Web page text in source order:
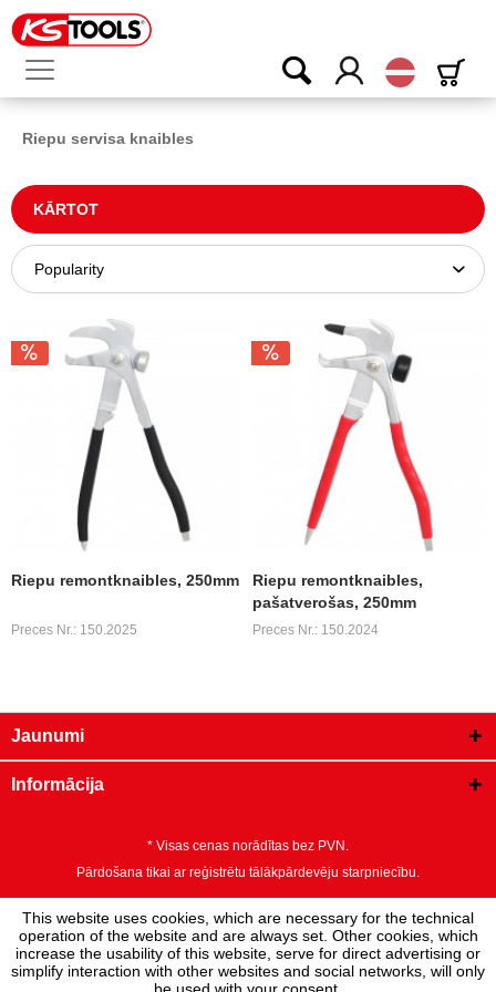
Latvijas
Riepu servisa knaibles
KĀRTOT
Riepu remontknaibles, 250mm
Preces Nr.: 150.2025
Riepu remontknaibles,
pašatverošas, 250mm
Preces Nr.: 150.2024
Jaunumi
Informācija
* Visas cenas norādītas bez PVN.
Pārdošana tikai ar reģistrētu tālākpārdevēju starpniecību.
This website uses cookies, which are necessary for the technical
operation of the website and are always set. Other cookies, which
increase the usability of this website, serve for direct advertising or
simplify interaction with other websites and social networks, will only